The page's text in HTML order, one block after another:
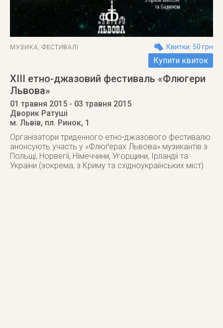
МУЗИКА, ФЕСТИВАЛІ Квитки: 50 грн
Купити квиток
ХІІІ етно-джазовий фестиваль «Флюгери
Львова»
01 травня 2015 - 03 травня 2015
Дворик Ратуші
м. Львів, пл. Ринок, 1
Організатори триденного етно-джазового фестивалю
анонсують участь у «Флюґерах Львова» музикантів з
Польщі, Норвегії, Німеччини, Угорщини, Ірландії та
України (зокрема, з Криму та східноукраїнських міст)